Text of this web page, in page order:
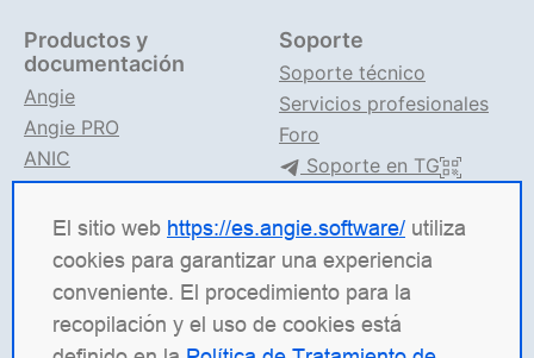
El sitio web https://es.angie.software/ utiliza
cookies para garantizar una experiencia
conveniente. El procedimiento para la
recopilación y el uso de cookies está
Productos y
documentación
Angie
Angie PRO
ANIC
Documentación de Angie
Soporte
Soporte técnico
Servicios profesionales
Foro
Soporte en TG
Angie Software(Web Server, LLC) es una empresa de
TI rusa especializada en soluciones para sistemas de
alta carga. Nuestros productos incluyen la
plataforma de balanceo de carga
Angie ADC